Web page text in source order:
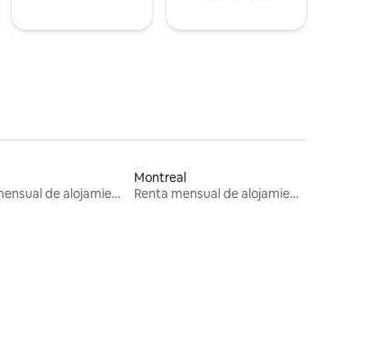
Renta mensual de alojamientos
Montreal
Renta mensual de alojamientos